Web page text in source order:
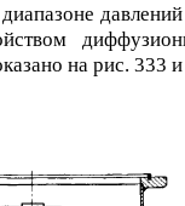
на рис. 333